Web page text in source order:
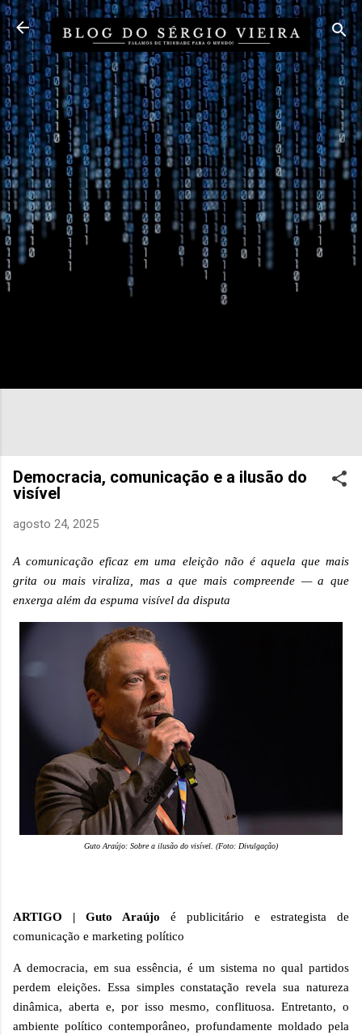
Pular para o conteúdo principal
Democracia, comunicação e a ilusão do
visível
agosto 24, 2025
A comunicação eficaz em uma eleição não é aquela que mais
grita ou mais viraliza, mas a que mais compreende — a que
enxerga além da espuma visível da disputa
Guto Araújo: Sobre a ilusão do visível. (Foto: Divulgação)
ARTIGO | Guto Araújo é publicitário e estrategista de
comunicação e marketing político
A democracia, em sua essência, é um sistema no qual partidos
perdem eleições. Essa simples constatação revela sua natureza
dinâmica, aberta e, por isso mesmo, conflituosa. Entretanto, o
ambiente político contemporâneo, profundamente moldado pela